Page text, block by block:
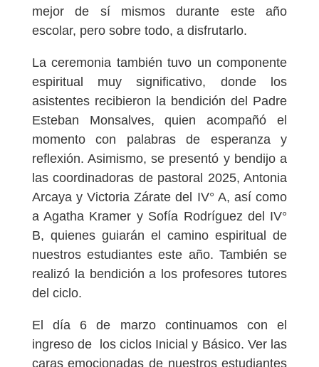
mejor de sí mismos durante este año
escolar, pero sobre todo, a disfrutarlo.
La ceremonia también tuvo un componente
espiritual muy significativo, donde los
asistentes recibieron la bendición del Padre
Esteban Monsalves, quien acompañó el
momento con palabras de esperanza y
reflexión. Asimismo, se presentó y bendijo a
las coordinadoras de pastoral 2025, Antonia
Arcaya y Victoria Zárate del IV° A, así como
a Agatha Kramer y Sofía Rodríguez del IV°
B, quienes guiarán el camino espiritual de
nuestros estudiantes este año. También se
realizó la bendición a los profesores tutores
del ciclo.
El día 6 de marzo continuamos con el
ingreso de los ciclos Inicial y Básico. Ver las
caras emocionadas de nuestros estudiantes